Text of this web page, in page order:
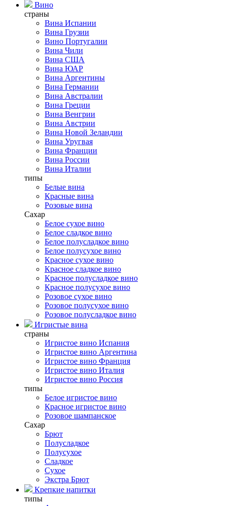
Вино
страны
Вина Испании
Вина Грузии
Вино Португалии
Вина Чили
Вина США
Вина ЮАР
Вина Аргентины
Вина Германии
Вина Австралии
Вина Греции
Вина Венгрии
Вина Австрии
Вина Новой Зеландии
Вина Уругвая
Вина Франции
Вина России
Вина Италии
типы
Белые вина
Красные вина
Розовые вина
Сахар
Белое сухое вино
Белое сладкое вино
Белое полусладкое вино
Белое полусухое вино
Красное сухое вино
Красное сладкое вино
Красное полусладкое вино
Красное полусухое вино
Розовое сухое вино
Розовое полусухое вино
Розовое полусладкое вино
Игристые вина
страны
Игристое вино Испания
Игристое вино Аргентина
Игристое вино Франция
Игристое вино Италия
Игристое вино Россия
типы
Белое игристое вино
Красное игристое вино
Розовое шампанское
Сахар
Брют
Полусладкое
Полусухое
Сладкое
Сухое
Экстра Брют
Крепкие напитки
типы